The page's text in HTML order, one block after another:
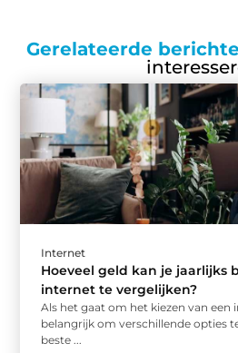
Gerelateerde
Internet
Hoeveel geld kan je jaarlijks
internet te vergelijken?
Als het gaat om het kiezen van een
belangrijk om verschillende opties
beste ...